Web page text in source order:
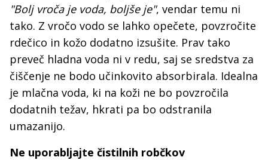
"Bolj vroča je voda, boljše je", vendar temu ni
tako. Z vročo vodo se lahko opečete, povzročite
rdečico in kožo dodatno izsušite. Prav tako
preveč hladna voda ni v redu, saj se sredstva za
čiščenje ne bodo učinkovito absorbirala. Idealna
je mlačna voda, ki na koži ne bo povzročila
dodatnih težav, hkrati pa bo odstranila
umazanijo.
Ne uporabljajte čistilnih robčkov